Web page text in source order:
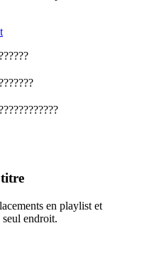
en playlist et
endroit.